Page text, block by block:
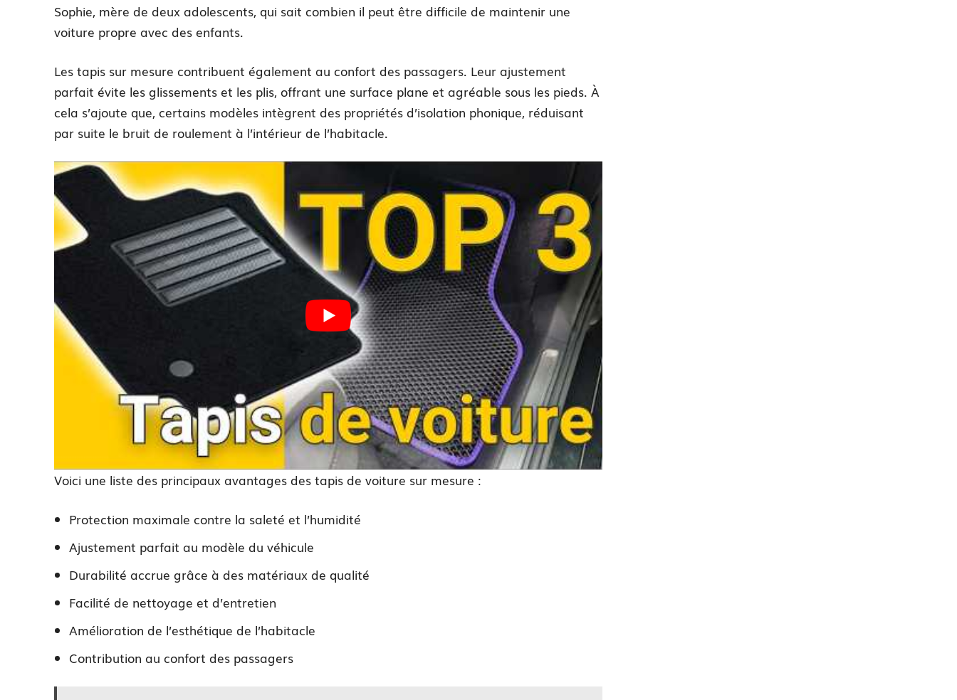
Sophie, mère de deux adolescents, qui sait combien il peut être difficile de maintenir une
voiture propre avec des enfants.
Les tapis sur mesure contribuent également au confort des passagers. Leur ajustement
parfait évite les glissements et les plis, offrant une surface plane et agréable sous les pieds. À
cela s’ajoute que, certains modèles intègrent des propriétés d’isolation phonique, réduisant
par suite le bruit de roulement à l’intérieur de l’habitacle.
Voici une liste des principaux avantages des tapis de voiture sur mesure :
Protection maximale contre la saleté et l’humidité
Ajustement parfait au modèle du véhicule
Durabilité accrue grâce à des matériaux de qualité
Facilité de nettoyage et d’entretien
Amélioration de l’esthétique de l’habitacle
Contribution au confort des passagers